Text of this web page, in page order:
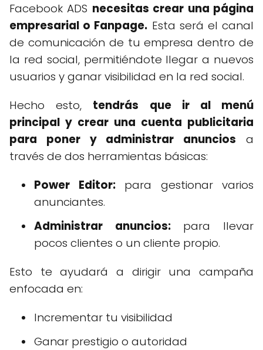
Facebook ADS necesitas crear una página
empresarial o Fanpage. Esta será el canal
de comunicación de tu empresa dentro de
la red social, permitiéndote llegar a nuevos
usuarios y ganar visibilidad en la red social.
Hecho esto, tendrás que ir al menú
principal y crear una cuenta publicitaria
para poner y administrar anuncios a
través de dos herramientas básicas:
Power Editor:para gestionar varios
anunciantes.
Administrar anuncios:para llevar
pocos clientes o un cliente propio.
Esto te ayudará a dirigir una campaña
enfocada en:
Incrementar tu visibilidad
Ganar prestigio o autoridad